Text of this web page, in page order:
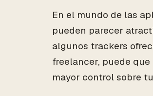
En el mundo de las
pueden parecer
algunos trackers
freelancer, puede
mayor control sobre